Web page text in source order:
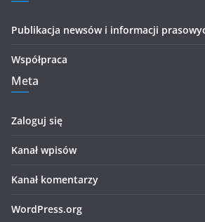
Publikacja newsów i informacji
Współpraca
Meta
Zaloguj się
Kanał wpisów
Kanał komentarzy
WordPress.org